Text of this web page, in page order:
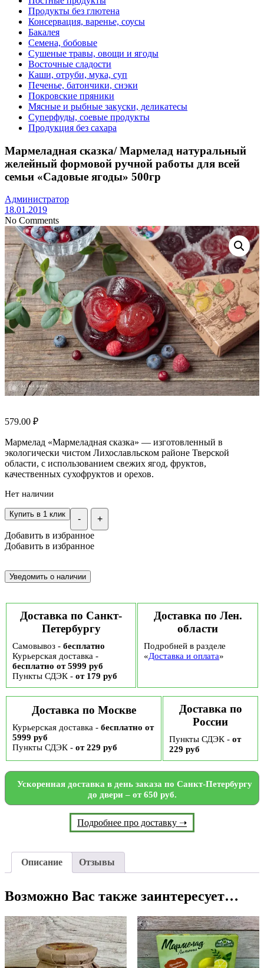
Продукты без глютена
Консервация, варенье, соусы
Бакалея
Семена, бобовые
Сушеные травы, овощи и ягоды
Восточные сладости
Каши, отруби, мука, суп
Печенье, батончики, снэки
Покровские пряники
Мясные и рыбные закуски, деликатесы
Суперфуды, соевые продукты
Продукция без сахара
Мармеладная сказка/ Мармелад натуральный
желейный формовой ручной работы для всей
семьи «Садовые ягоды» 500гр
Администратор
18.01.2019
No Comments
579.00 ₽
Мармелад «Мармеладная сказка» — изготовленный в
экологически чистом Лихославльском районе Тверской
области, с использованием свежих ягод, фруктов,
качественных сухофруктов и орехов.
Нет наличии
- +
Купить в 1 клик
Добавить в избранное
Добавить в избранное
Доставка по Санкт-
Петербургу
Самовывоз - бесплатно
Курьерская доставка -
бесплатно от 5999 руб
Пункты СДЭК - от 179 руб
Доставка по Лен.
области
Подробней в разделе
«Доставка и оплата»
Доставка по Москве
Курьерская доставка - бесплатно от
5999 руб
Пункты СДЭК - от 229 руб
Доставка по
России
Пункты СДЭК - от
229 руб
Ускоренная доставка в день заказа по Санкт-Петербургу
до двери – от 650 руб.
Подробнее про доставку ➝
Описание Отзывы
Возможно Вас также заинтересует…